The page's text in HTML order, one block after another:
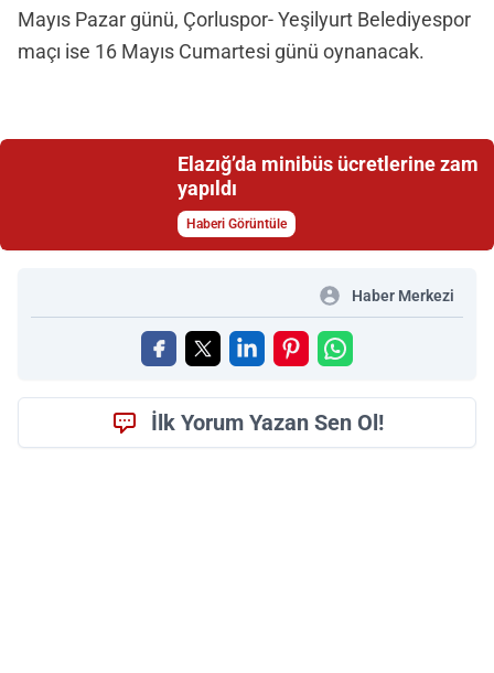
Mayıs Pazar günü, Çorluspor- Yeşilyurt Belediyespor
maçı ise 16 Mayıs Cumartesi günü oynanacak.
Elazığ’da minibüs ücretlerine zam
yapıldı
Haberi Görüntüle
Haber Merkezi
İlk Yorum Yazan Sen Ol!